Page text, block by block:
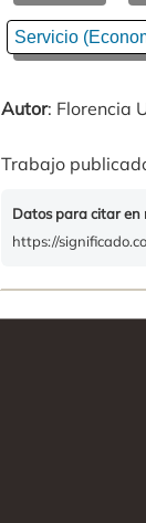
Servicio
Autor: Florencia
Trabajo
Datos para citar en
https://